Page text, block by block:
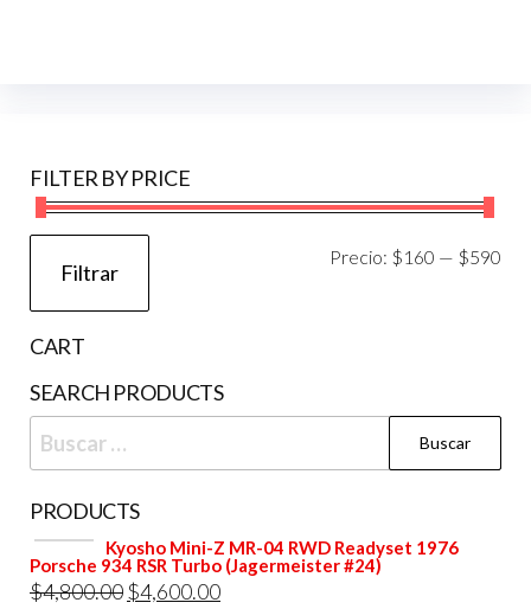
FILTER BY PRICE
Filtrar
Precio: $160 — $590
CART
SEARCH PRODUCTS
Buscar:
PRODUCTS
Kyosho Mini-Z MR-04 RWD Readyset 1976
Porsche 934 RSR Turbo (Jagermeister #24)
$4,800.00 El
$4,600.00El